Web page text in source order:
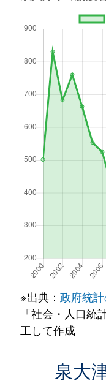
※出典： 政府統
「社会・人口統
工して作成
泉大